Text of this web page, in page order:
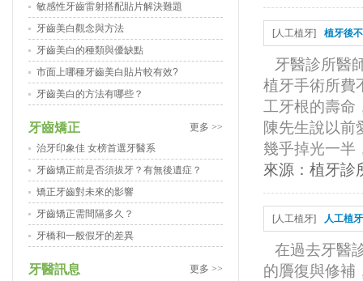
敏感性牙齒雷射搭配貼片解決難題
牙齒美白觀念與方法
牙齒美白的種類與優缺點
市面上哪種牙齒美白貼片較有效?
牙齒美白的方法有哪些？
更多 >>
牙齒矯正
治牙印象佳 女榜首選牙醫系
牙齒矯正前是否須拔牙？有無後遺症？
矯正牙齒對未來的影響
牙齒矯正需間隔多久？
牙橋和一般假牙的差異
更多 >>
牙醫訊息
[人工植牙] 植牙後
牙醫診所醫
植牙手術所費
工牙根的壽命
陳先生說以前
幾乎掉光一半
來源： 植牙診
[人工植牙] 人工植
在過去牙醫
的贗復與修補